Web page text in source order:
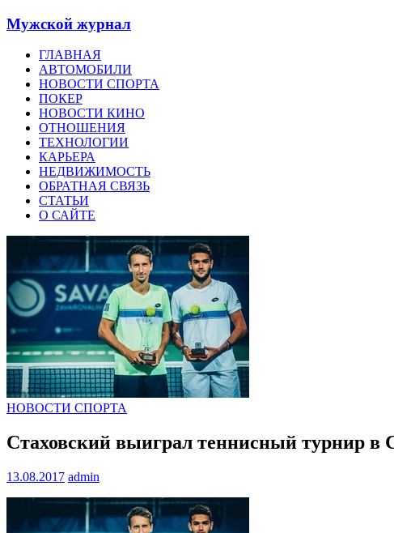
Мужской журнал
ГЛАВНАЯ
АВТОМОБИЛИ
НОВОСТИ СПОРТА
ПОКЕР
НОВОСТИ КИНО
ОТНОШЕНИЯ
ТЕХНОЛОГИИ
КАРЬЕРА
НЕДВИЖИМОСТЬ
ОБРАТНАЯ СВЯЗЬ
СТАТЬИ
О САЙТЕ
НОВОСТИ СПОРТА
Стаховский выиграл теннисный турнир в
13.08.2017 admin